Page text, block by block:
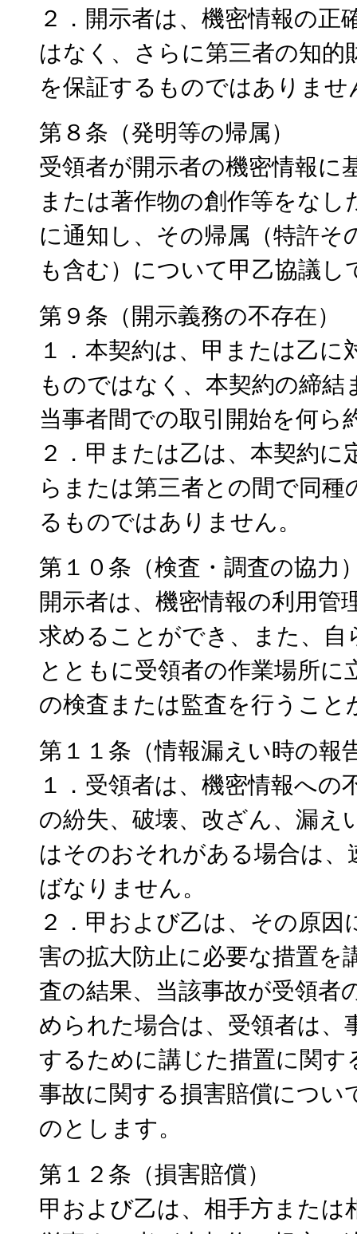
２．開示者は、機密情報の
はなく、さらに第三者の知
を保証するものではありませ
第８条（発明等の帰属）
受領者が開示者の機密情報に
または著作物の創作等をな
に通知し、その帰属（特許そ
も含む）について甲乙協議
第９条（開示義務の不存在）
１．本契約は、甲または乙
ものではなく、本契約の締
当事者間での取引開始を何
２．甲または乙は、本契約
らまたは第三者との間で同
るものではありません。
第１０条（検査・調査の協力
開示者は、機密情報の利用管
求めることができ、また、
とともに受領者の作業場所
の検査または監査を行うこ
第１１条（情報漏えい時の報
１．受領者は、機密情報へ
の紛失、破壊、改ざん、漏え
はそのおそれがある場合は
ばなりません。
２．甲および乙は、その原
害の拡大防止に必要な措置を
査の結果、当該事故が受領者
められた場合は、受領者は、
するために講じた措置に関す
事故に関する損害賠償につい
のとします。
第１２条（損害賠償）
甲および乙は、相手方または